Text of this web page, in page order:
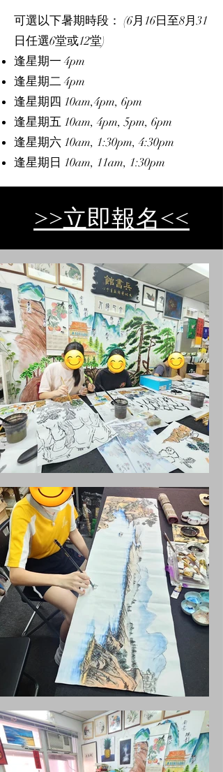
可選以下暑期時段： (6月16日至8月31
日任選6堂或12堂)
逢星期一 4pm
逢星期二 4pm
逢星期四 10am,4pm, 6pm
逢星期五 10am, 4pm, 5pm, 6pm
逢星期六 10am, 1:30pm, 4:30pm
逢星期日 10am, 11am, 1:30pm
​>>立即報名<<